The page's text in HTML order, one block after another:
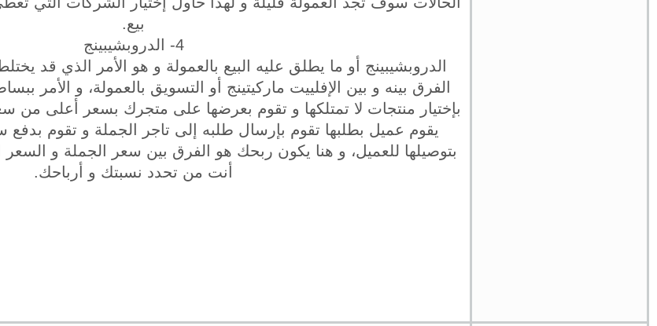
بيع.
4- الدروبشيبينج
الدروبشيبينج أو ما يطلق عليه البيع بالعمولة و هو الأمر الذي قد
الفرق بينه و بين الإفلييت ماركيتينج أو التسويق بالعمولة، و الأمر
بإختيار منتجات لا تمتلكها و تقوم بعرضها على متجرك بسعر أعلى من
يقوم عميل بطلبها تقوم بإرسال طلبه إلى تاجر الجملة و تقوم
بتوصيلها للعميل، و هنا يكون ربحك هو الفرق بين سعر الجملة و السعر
أنت من تحدد نسبتك و أرباحك.